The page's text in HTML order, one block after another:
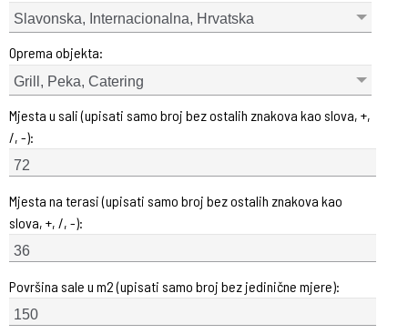
Slavonska, Internacionalna, Hrvatska
Oprema objekta:
Grill, Peka, Catering
Mjesta u sali (upisati samo broj bez ostalih znakova kao slova, +,
/, -):
Mjesta na terasi (upisati samo broj bez ostalih znakova kao
slova, +, /, -):
Površina sale u m2 (upisati samo broj bez jedinične mjere):